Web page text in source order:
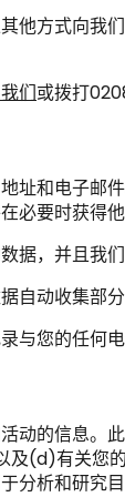
他方式向
们或拨打
和电子
要时获得
，并且我
动收集部
与您的任何电
动的信息
(d)有关
分析和研究目